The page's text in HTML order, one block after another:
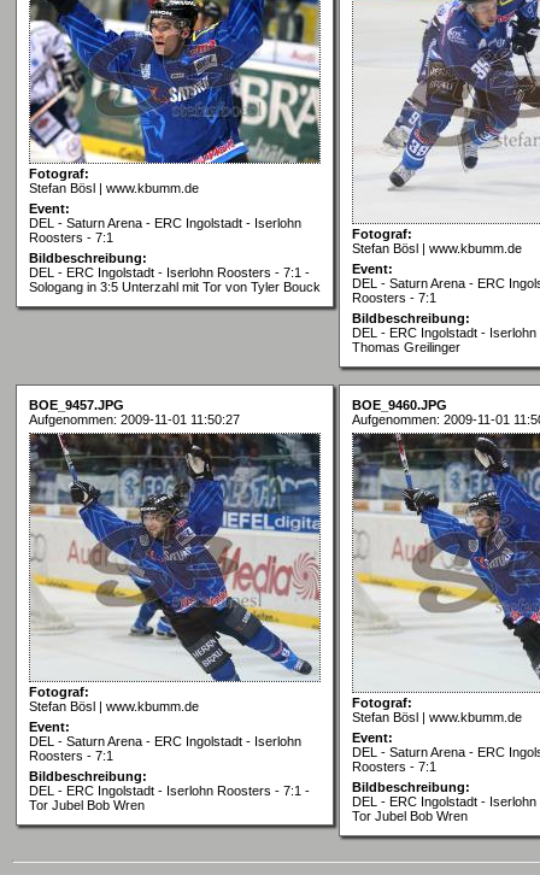
Fotograf:
Stefan Bösl | www.kbumm.de
Event:
DEL - Saturn Arena - ERC Ingolstadt - Iserlohn
Roosters - 7:1
Bildbeschreibung:
DEL - ERC Ingolstadt - Iserlohn Roosters - 7:1 -
Sologang in 3:5 Unterzahl mit Tor von Tyler Bouck
Fotograf:
Stefan Bösl | www.kbumm.de
Event:
DEL - Saturn Arena - ERC
Roosters - 7:1
Bildbeschreibung:
DEL - ERC Ingolstadt -
Thomas Greilinger
BOE_9457.JPG
Aufgenommen: 2009-11-01 11:50:27
Fotograf:
Stefan Bösl | www.kbumm.de
Event:
DEL - Saturn Arena - ERC Ingolstadt - Iserlohn
Roosters - 7:1
Bildbeschreibung:
DEL - ERC Ingolstadt - Iserlohn Roosters - 7:1 -
Tor Jubel Bob Wren
BOE_9460.JPG
Aufgenommen: 2009-11-01
Fotograf:
Stefan Bösl | www.kbumm.de
Event:
DEL - Saturn Arena - ERC
Roosters - 7:1
Bildbeschreibung:
DEL - ERC Ingolstadt -
Tor Jubel Bob Wren